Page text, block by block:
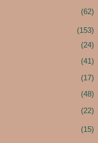
(62)
(153)
(24)
(41)
(17)
(48)
(22)
(15)